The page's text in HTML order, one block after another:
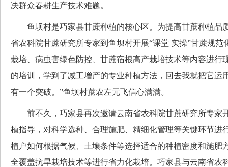
决群众春耕生产技术难题。
鱼坝村是巧家县甘蔗种植的核心区。为提高甘蔗种植品
省农科院甘蔗研究所专家到鱼坝村开展“课堂 实操”甘蔗规范
栽培、病虫害绿色防控、甘蔗宿根高产栽培技术等内容进行
的培训，学到了减工增产的专业种植方法，回去我就把它运
有一个突破。”鱼坝村蔗农左元飞信心满满。
前不久，巧家县再次邀请云南省农科院甘蔗研究所专家
植指导，对科学选种、合理施肥、精细化管理等关键环节进
植户如何根据气候、土壤条件等选择适合的种植密度和施肥
全覆盖抗旱栽培技术等进行省力化栽培。巧家县与云南省农